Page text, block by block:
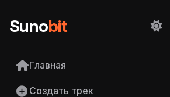
Sunobit
Главная
Создать трек